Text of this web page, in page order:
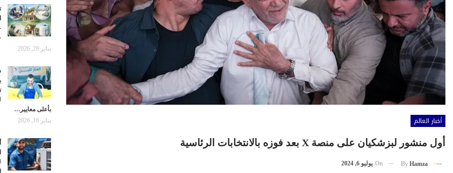
أخبار العالم
أول منشور لبزشكيان على منصة X بعد فوزه بالانتخابات الرئاسية
By Hamza
On يوليو 6, 2024
يناير 29, 2026
بأعلى معايير…
يناير 16, 2026